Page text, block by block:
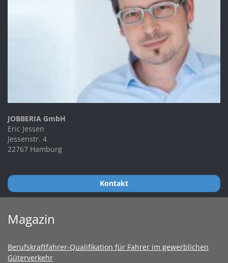
JOBBERIA GmbH
Eric Jessen
Jessenstr. 4
22767 Hamburg
Kontakt
Magazin
Berufskraftfahrer-Qualifikation für Fahrer im gewerblichen
Güterverkehr